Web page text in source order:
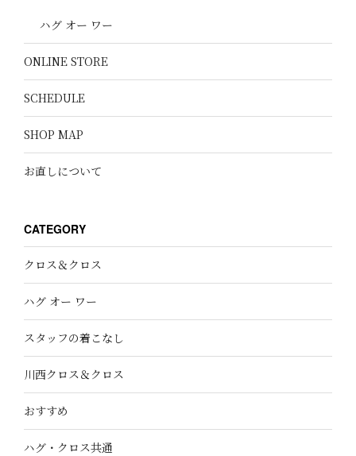
ハグ オー ワー
ONLINE STORE
SCHEDULE
SHOP MAP
お直しについて
CATEGORY
クロス＆クロス
ハグ オー ワー
スタッフの着こなし
川西クロス＆クロス
おすすめ
ハグ・クロス共通